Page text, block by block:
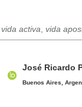
vida activa, vida
u
José Ricardo
Buenos Aires,